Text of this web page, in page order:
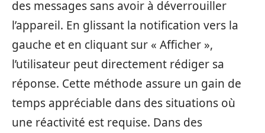
des messages sans avoir à déverrouiller
l’appareil. En glissant la notification vers la
gauche et en cliquant sur « Afficher »,
l’utilisateur peut directement rédiger sa
réponse. Cette méthode assure un gain de
temps appréciable dans des situations où
une réactivité est requise. Dans des